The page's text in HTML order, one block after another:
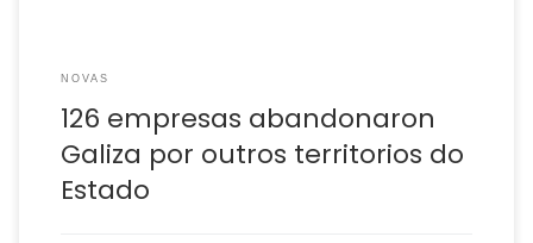
NOVAS
126 empresas abandonaron
Galiza por outros territorios do
Estado